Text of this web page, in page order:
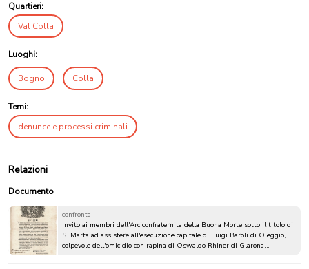
Quartieri:
Val Colla
Luoghi:
Bogno Colla
Temi:
denunce e processi criminali
Relazioni
Documento
confronta
Invito ai membri dell'Arciconfraternita della Buona Morte sotto il titolo di
S. Marta ad assistere all'esecuzione capitale di Luigi Baroli di Oleggio,
colpevole dell'omicidio con rapina di Oswaldo Rhiner di Glarona,